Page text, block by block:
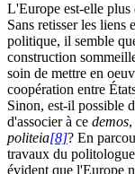
L'Europe est-elle plus
Sans retisser les liens
politique, il semble
construction
soin de mettre en
coopération entre
Sinon, est-il possible
d'associer à ce demos
politeia[8]? En
travaux du
évident que l'Europe